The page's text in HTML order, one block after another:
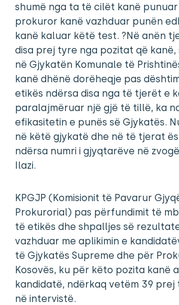
shumë nga ta të cilët kanë
prokuror kanë vazhduar punën
kanë kaluar këtë test. ?Në anën
disa prej tyre nga pozitat që kanë,
në Gjykatën Komunale të
kanë dhënë dorëheqje pas
etikës ndërsa disa nga të tjerët e
paralajmëruar një gjë të tillë, ka
efikasitetin e punës së Gjykatës.
në këtë gjykatë dhe në të tjerat
ndërsa numri i gjyqtarëve në
Ilazi.
KPGJP (Komisionit të Pavarur
Prokurorial) pas përfundimit të
të etikës dhe shpalljes së
vazhduar me aplikimin e
të Gjykatës Supreme dhe për
Kosovës, ku për këto pozita kanë
kandidatë, ndërkaq vetëm 39
në intervistë.